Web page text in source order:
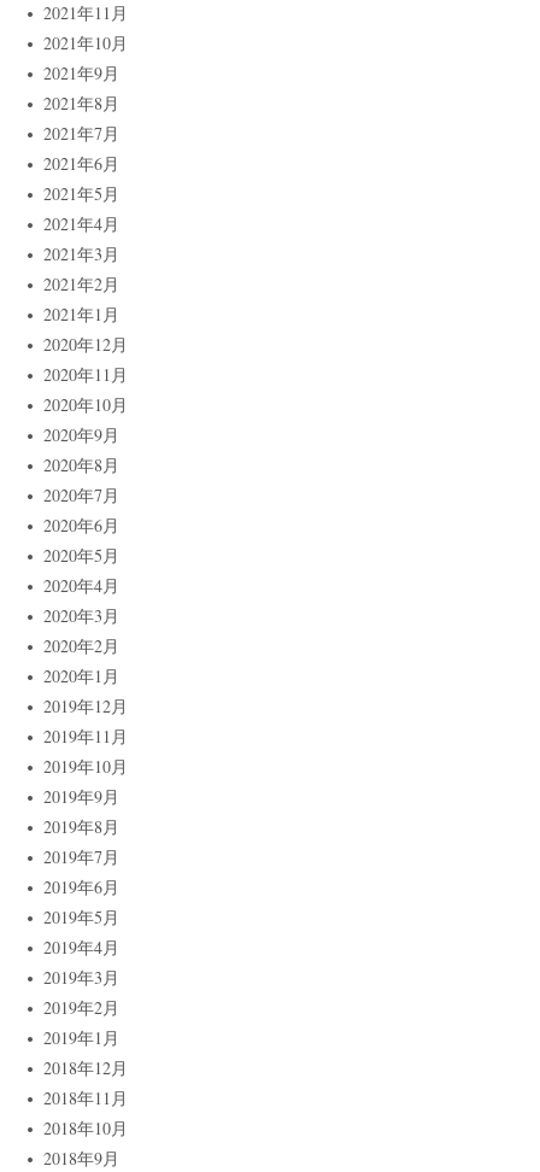
2021年11月
2021年10月
2021年9月
2021年8月
2021年7月
2021年6月
2021年5月
2021年4月
2021年3月
2021年2月
2021年1月
2020年12月
2020年11月
2020年10月
2020年9月
2020年8月
2020年7月
2020年6月
2020年5月
2020年4月
2020年3月
2020年2月
2020年1月
2019年12月
2019年11月
2019年10月
2019年9月
2019年8月
2019年7月
2019年6月
2019年5月
2019年4月
2019年3月
2019年2月
2019年1月
2018年12月
2018年11月
2018年10月
2018年9月